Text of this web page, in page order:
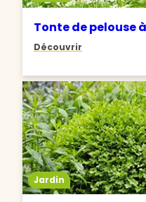
Tonte de pelouse
Découvrir
Jardin